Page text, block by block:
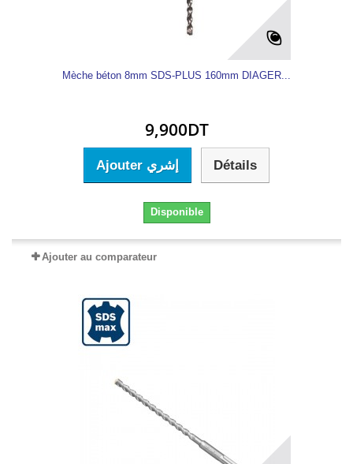
Mèche béton 8mm SDS-PLUS 160mm DIAGER...
9,900DT
Ajouter إشري Détails
Disponible
Ajouter au comparateur